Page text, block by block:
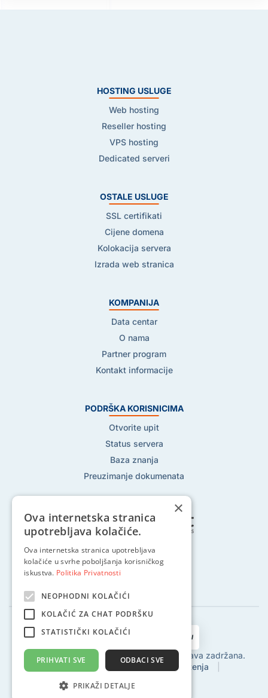
HOSTING USLUGE
Web hosting
Reseller hosting
VPS hosting
Dedicated serveri
OSTALE USLUGE
SSL certifikati
Cijene domena
Kolokacija servera
Izrada web stranica
KOMPANIJA
Data centar
O nama
Partner program
Kontakt informacije
PODRŠKA KORISNICIMA
Otvorite upit
Status servera
Baza znanja
Preuzimanje dokumenata
Pratite nas na:
2002 - 2024 © Globalhost d.o.o., Sva prava zadržana.
Politika privatnosti
Uvjeti korištenja
Povrat sredstava
×
Ova internetska stranica
upotrebljava kolačiće.
Ova internetska stranica upotrebljava
kolačiće u svrhe poboljšanja korisničkog
iskustva. Politika Privatnosti
NEOPHODNI KOLAČIĆI
KOLAČIĆ ZA CHAT PODRŠKU
STATISTIČKI KOLAČIĆI
PRIHVATI SVE ODBACI SVE
PRIKAŽI DETALJE